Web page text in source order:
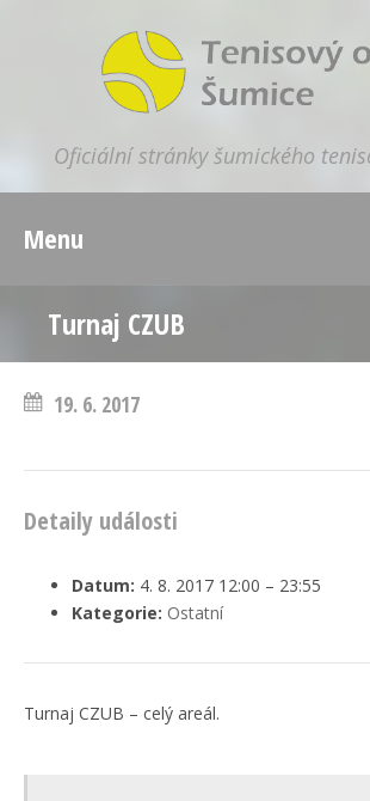
Oficiální stránky šumického
Menu
Turnaj CZUB
19. 6. 2017
Detaily události
Datum: 4. 8. 2017 12:00 – 23:55
Kategorie: Ostatní
Turnaj CZUB – celý areál.